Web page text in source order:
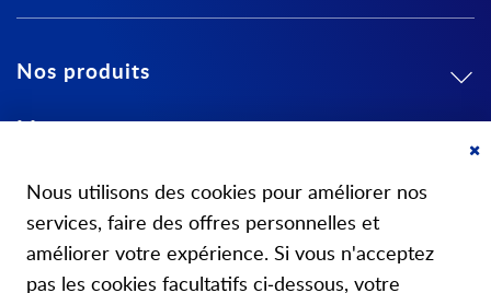
Nos produits
A propos de nous
Nous utilisons des cookies pour améliorer nos
services, faire des offres personnelles et
améliorer votre expérience. Si vous n'acceptez
pas les cookies facultatifs ci-dessous, votre